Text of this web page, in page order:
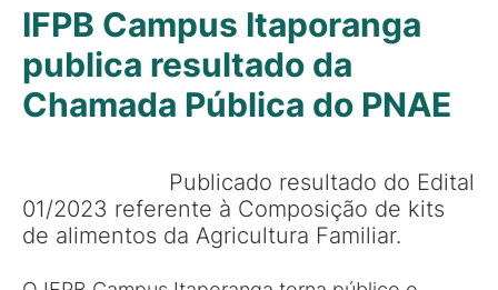
IFPB Campus Itaporanga
publica resultado da
Chamada Pública do PNAE
Publicado resultado do Edital
01/2023 referente à Composição de kits
de alimentos da Agricultura Familiar.